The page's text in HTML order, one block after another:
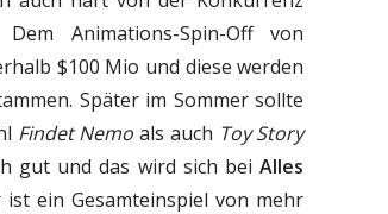
Animations-Spin-Off von
$100 Mio und diese werden
Später im Sommer sollte
Findet Nemo als auch Toy Story
gut und das wird sich beiAlles
ein Gesamteinspiel von mehr